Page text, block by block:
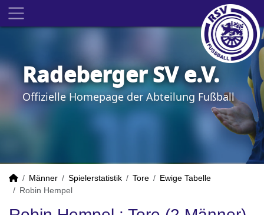
Radeberger SV e.V.
Offizielle Homepage der Abteilung Fußball
Männer Spielerstatistik Tore
Ewige Tabelle
Robin Hempel